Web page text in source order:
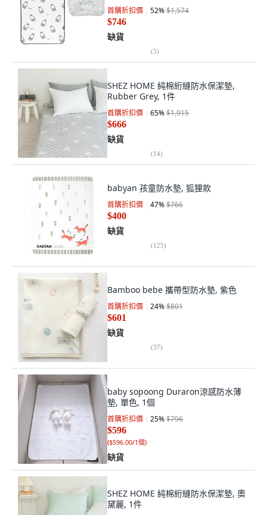
首購折扣價 52%$1,574
$746
缺貨
(5)
SHEZ HOME 純棉絎縫防水保潔墊,
Rubber Grey, 1件
首購折扣價 65%$1,915
$666
缺貨
(14)
babyan 孩童防水墊, 狐狸款
首購折扣價 47%$766
$400
缺貨
(125)
Bamboo bebe 攜帶型防水墊, 紫色
首購折扣價 24%$801
$601
缺貨
(37)
baby sopoong Duraron涼感防水薄
墊, 單色, 1個
首購折扣價 25%$796
$596
($596.00/1個)
缺貨
SHEZ HOME 純棉絎縫防水保潔墊, 奧
黛麗, 1件